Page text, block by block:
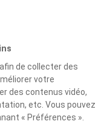
de collecter des
votre
des contenus vidéo,
etc. Vous pouvez
« Préférences ».